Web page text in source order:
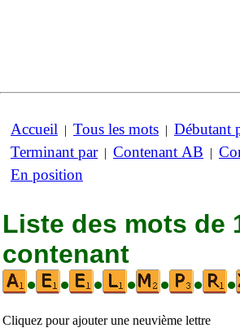
Accueil | Tous les mots | Débutant
Terminant par| Contenant AB |
En position
Liste des mots de
contenant
•
• • • • • •
Cliquez pour ajouter une neuvième lettre